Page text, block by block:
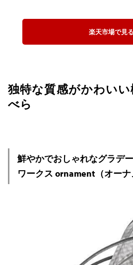
楽天市場で見る
独特な質感がかわい
べら
鮮やかでおしゃれなグラデ
ワークス ornament（オー